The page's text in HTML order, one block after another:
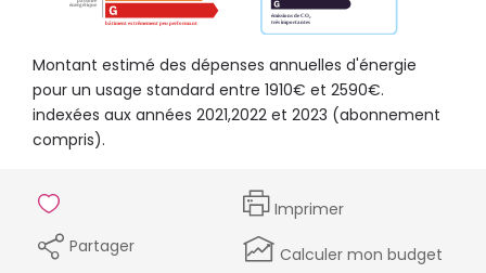
Montant estimé des dépenses annuelles d'énergie
pour un usage standard entre 1910€ et 2590€.
indexées aux années 2021,2022 et 2023 (abonnement
compris).
Imprimer
Partager
Calculer mon budget